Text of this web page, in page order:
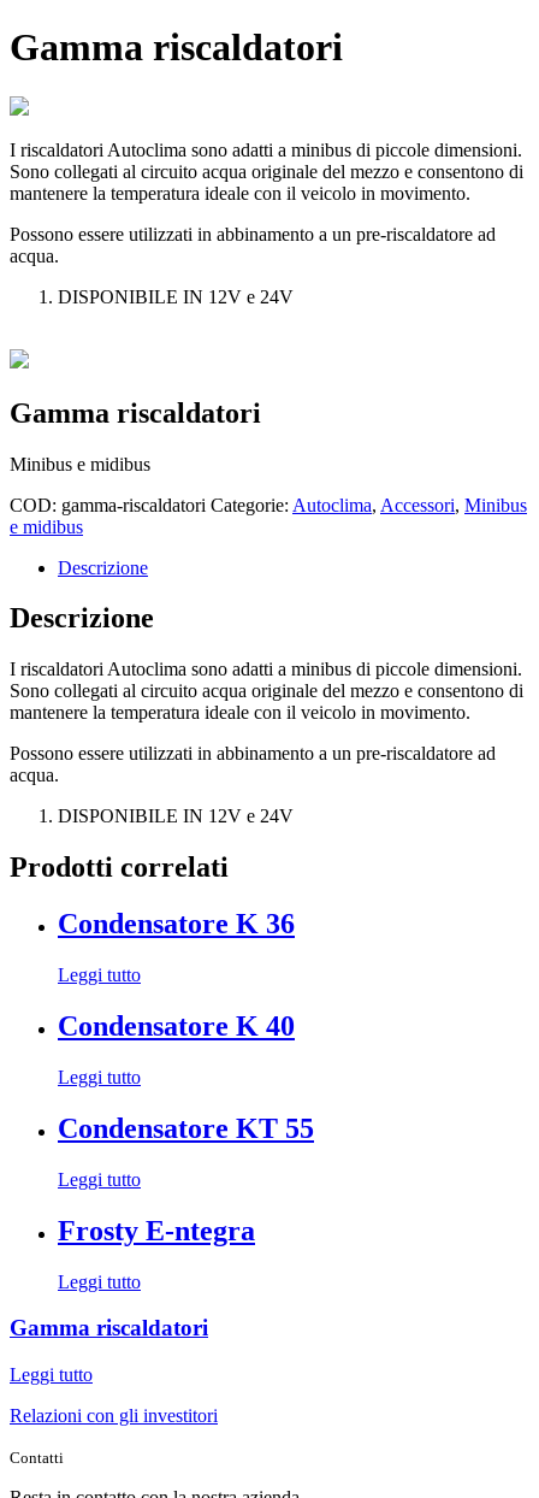
Gamma riscaldatori
I riscaldatori Autoclima sono adatti a minibus di piccole dimensioni.
Sono collegati al circuito acqua originale del mezzo e consentono di
mantenere la temperatura ideale con il veicolo in movimento.
Possono essere utilizzati in abbinamento a un pre-riscaldatore ad
acqua.
DISPONIBILE IN 12V e 24V
Gamma riscaldatori
Minibus e midibus
COD: gamma-riscaldatori Categorie: Autoclima, Accessori, Minibus
e midibus
Descrizione
Descrizione
I riscaldatori Autoclima sono adatti a minibus di piccole dimensioni.
Sono collegati al circuito acqua originale del mezzo e consentono di
mantenere la temperatura ideale con il veicolo in movimento.
Possono essere utilizzati in abbinamento a un pre-riscaldatore ad
acqua.
DISPONIBILE IN 12V e 24V
Prodotti correlati
Condensatore K 36
Leggi tutto
Condensatore K 40
Leggi tutto
Condensatore KT 55
Leggi tutto
Frosty E-ntegra
Leggi tutto
Gamma riscaldatori
Leggi tutto
Relazioni con gli investitori
Contatti